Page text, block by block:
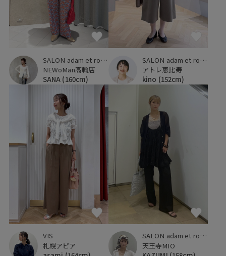
SALON adam et ropé
NEWoMan高輪店
SANA (160cm)
SALON adam et ropé
アトレ恵比寿
kino (152cm)
VIS
札幌アピア
SALON adam et ropé
天王寺MIO